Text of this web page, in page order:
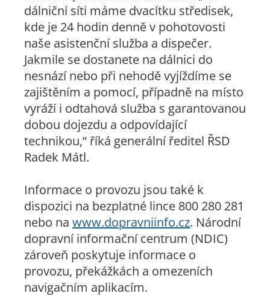
dálniční síti máme dvacítku středisek,
kde je 24 hodin denně v pohotovosti
naše asistenční služba a dispečer.
Jakmile se dostanete na dálnici do
nesnází nebo při nehodě vyjíždíme se
zajištěním a pomocí, případně na místo
vyráží i odtahová služba s garantovanou
dobou dojezdu a odpovídající
technikou,“ říká generální ředitel ŘSD
Radek Mátl.
Informace o provozu jsou také k
dispozici na bezplatné lince 800 280 281
nebo na www.dopravniinfo.cz. Národní
dopravní informační centrum (NDIC)
zároveň poskytuje informace o
provozu, překážkách a omezeních
navigačním aplikacím.